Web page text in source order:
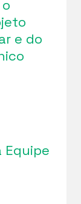
e do
Equipe